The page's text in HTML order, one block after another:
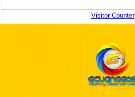
Visitor Counter